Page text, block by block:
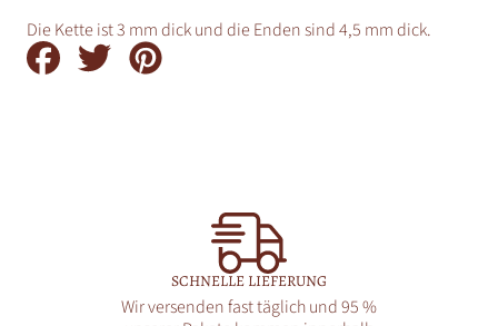
Die Kette ist 3 mm dick und die Enden sind 4,5 mm dick.
Auf
Facebook
Auf
Twitter
SCHNELLE LIEFERUNG
Wir versenden fast täglich und 95 %